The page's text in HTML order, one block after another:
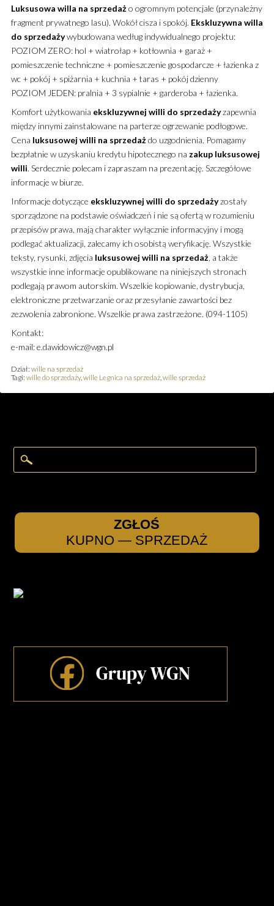
Luksusowa willa na sprzedażo ogromnym potencjale (przynależny
fragment prywatnego lasu). Wokół cisza i spokój. Ekskluzywna willa
do sprzedażywybudowana według indywidualnego projektu:
POZIOM ZERO: hol + wiatrołap + kotłownia + garaż +
pomieszczenie techniczne + pomieszczenie gospodarcze + łazienka z
wc + pokój + spiżarnia + kuchnia + taras + pokój dzienny
POZIOM JEDEN: pralnia + 3 sypialnie + garderoba + łazienka.
Komfort użytkowania ekskluzywnej willi do sprzedażyzapewnia
między innymi zainstalowane na parterze ogrzewanie podłogowe.
Cena luksusowej willi na sprzedażdo uzgodnienia. Pomagamy
bezpłatnie w uzyskaniu kredytu hipotecznego na zakup luksusowej
willi. Serdecznie polecam i zapraszam na prezentację. Szczegółowe
informacje w biurze.
Informacje dotyczące ekskluzywnej willi do sprzedażyzostały
sporządzone na podstawie oświadczeń i nie są ofertą w rozumieniu
przepisów prawa, mają charakter wyłącznie informacyjny i mogą
podlegać aktualizacji, zalecamy ich osobistą weryfikację. Wszystkie
teksty, rysunki, zdjęcia luksusowej willi na sprzedaż, a także
wszystkie inne informacje opublikowane na niniejszych stronach
podlegają prawom autorskim. Wszelkie kopiowanie, dystrybucja,
elektroniczne przetwarzanie oraz przesyłanie zawartości bez
zezwolenia zabronione. Wszelkie prawa zastrzeżone. (094-1105)
Kontakt:
e-mail: e.dawidowicz@wgn.pl
Dział: wille na sprzedaż
Tagi: wille do sprzedaży, wille Legnica na sprzedaż, wille sprzedaż
ZGŁOŚ
KUPNO — SPRZEDAŻ